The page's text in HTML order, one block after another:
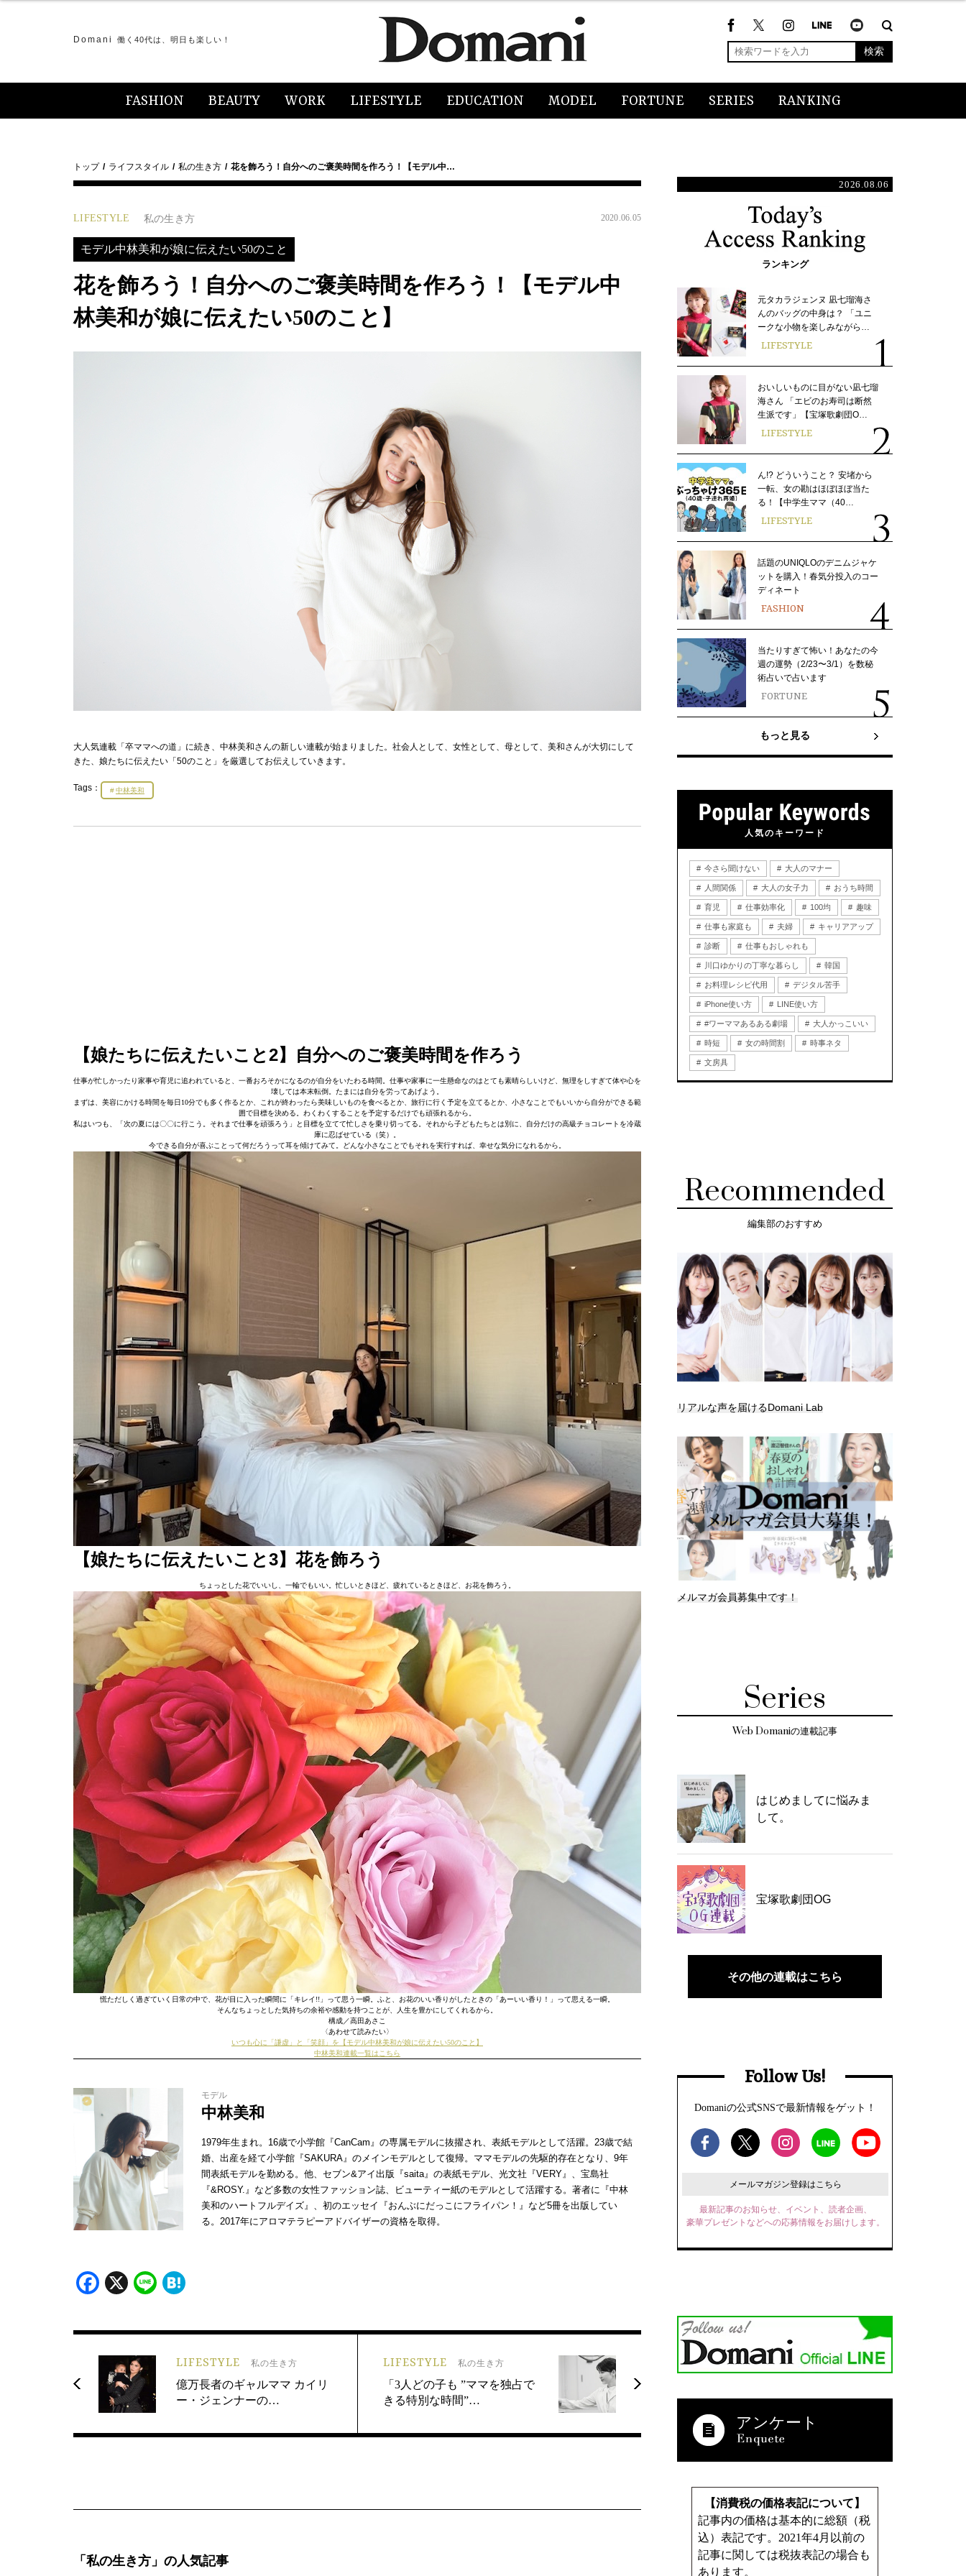
Domani 働く40代は、明日も楽しい！
検索
FASHION BEAUTY WORK LIFESTYLE EDUCATION MODEL FORTUNE SERIES RANKING
トップ ライフスタイル 私の生き方 花を飾ろう！自分へのご褒美時間を作ろう！【モデル中…
LIFESTYLE 私の生き方 2020.06.05
モデル中林美和が娘に伝えたい50のこと
花を飾ろう！自分へのご褒美時間を作ろう！【モデル中
林美和が娘に伝えたい50のこと】
大人気連載「卒ママへの道」に続き、中林美和さんの新しい連載が始まりました。社会人として、女性として、母として、美和さんが大切にして
きた、娘たちに伝えたい「50のこと」を厳選してお伝えしていきます。
Tags： 中林美和
【娘たちに伝えたいこと2】自分へのご褒美時間を作ろう
仕事が忙しかったり家事や育児に追われていると、一番おろそかになるのが自分をいたわる時間。仕事や家事に一生懸命なのはとても素晴らしいけど、無理をしすぎて体や心を
壊しては本末転倒。たまには自分を労ってあげよう。
まずは、美容にかける時間を毎日10分でも多く作るとか、これが終わったら美味しいものを食べるとか、旅行に行く予定を立てるとか、小さなことでもいいから自分ができる範
囲で目標を決める。わくわくすることを予定するだけでも頑張れるから。
私はいつも、「次の夏には〇〇に行こう。それまで仕事を頑張ろう」と目標を立てて忙しさを乗り切ってる。それから子どもたちとは別に、自分だけの高級チョコレートを冷蔵
庫に忍ばせている（笑）。
今できる自分が喜ぶことって何だろうって耳を傾けてみて。どんな小さなことでもそれを実行すれば、幸せな気分になれるから。
【娘たちに伝えたいこと3】花を飾ろう
ちょっとした花でいいし、一輪でもいい。忙しいときほど、疲れているときほど、お花を飾ろう。
慌ただしく過ぎていく日常の中で、花が目に入った瞬間に「キレイ!!」って思う一瞬。ふと、お花のいい香りがしたときの「あーいい香り！」って思える一瞬。
そんなちょっとした気持ちの余裕や感動を持つことが、人生を豊かにしてくれるから。
構成／高田あさこ
〈あわせて読みたい〉
いつも心に「謙虚」と「笑顔」を【モデル中林美和が娘に伝えたい50のこと】
中林美和連載一覧はこちら
モデル
中林美和
1979年生まれ。16歳で小学館『CanCam』の専属モデルに抜擢され、表紙モデルとして活躍。23歳で結
婚、出産を経て小学館『SAKURA』のメインモデルとして復帰。ママモデルの先駆的存在となり、9年
間表紙モデルを勤める。他、セブン&アイ出版『saita』の表紙モデル、光文社『VERY』、宝島社
『&ROSY.』など多数の女性ファッション誌、ビューティー紙のモデルとして活躍する。著者に『中林
美和のハートフルデイズ』、初のエッセイ『おんぶにだっこにフライパン！』など5冊を出版してい
る。2017年にアロマテラピーアドバイザーの資格を取得。
Facebook
X Line
LIFESTYLE 私の生き方
億万長者のギャルママ カイリ
ー・ジェンナーの…
LIFESTYLE 私の生き方
「3人どの子も ”ママを独占で
きる特別な時間”…
「私の生き方」の人気記事
2026.08.06
ランキング
元タカラジェンヌ 凪七瑠海さ
んのバッグの中身は？ 「ユニ
ークな小物を楽しみながら…
LIFESTYLE
おいしいものに目がない凪七瑠
海さん 「エビのお寿司は断然
生派です」【宝塚歌劇団O…
LIFESTYLE
ん!? どういうこと？ 安堵から
一転、女の勘はほぼほぼ当た
る！【中学生ママ（40…
LIFESTYLE
話題のUNIQLOのデニムジャケ
ットを購入！春気分投入のコー
ディネート
FASHION
当たりすぎて怖い！あなたの今
週の運勢（2/23〜3/1）を数秘
術占いで占います
FORTUNE
もっと見る
人気のキーワード
今さら聞けない 大人のマナー
人間関係 大人の女子力 おうち時間
育児 仕事効率化 100均 趣味
仕事も家庭も 夫婦 キャリアアップ
診断 仕事もおしゃれも
川口ゆかりの丁寧な暮らし 韓国
お料理レシピ代用 デジタル苦手
iPhone使い方 LINE使い方
#ワーママあるある劇場 大人かっこいい
時短 女の時間割 時事ネタ
文房具
Recommended
編集部のおすすめ
リアルな声を届けるDomani Lab
メルマガ会員募集中です！
Series
Web Domaniの連載記事
はじめましてに悩みま
して。
宝塚歌劇団OG
その他の連載はこちら
Follow Us!
Domaniの公式SNSで最新情報をゲット！
メールマガジン登録はこちら
最新記事のお知らせ、イベント、読者企画、
豪華プレゼントなどへの応募情報をお届けします。
アンケート
【消費税の価格表記について】
記事内の価格は基本的に総額（税
込）表記です。2021年4月以前の
記事に関しては税抜表記の場合も
あります。